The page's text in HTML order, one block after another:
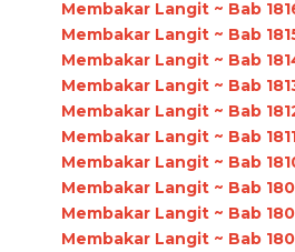
Membakar Langit ~ Bab
Membakar Langit ~ Bab
Membakar Langit ~ Bab
Membakar Langit ~ Bab
Membakar Langit ~ Bab
Membakar Langit ~ Bab
Membakar Langit ~ Bab
Membakar Langit ~ Bab
Membakar Langit ~ Bab
Membakar Langit ~ Bab